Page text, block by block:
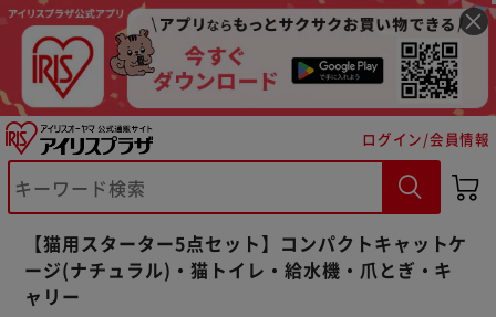
ログイン/会員情報
【猫用スターター5点セット】コンパクトキャットケ
ージ(ナチュラル)・猫トイレ・給水機・爪とぎ・キ
ャリー※ご確認ください